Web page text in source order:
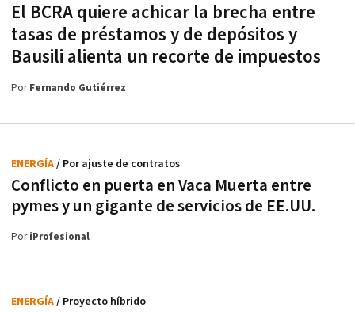
El BCRA quiere achicar la brecha entre
tasas de préstamos y de depósitos y
Bausili alienta un recorte de impuestos
PorFernando Gutiérrez
Conflicto en puerta en Vaca Muerta entre
pymes y un gigante de servicios de EE.UU.
ENERGÍA/ Por ajuste de contratos
PoriProfesional
ENERGÍA/ Proyecto híbrido